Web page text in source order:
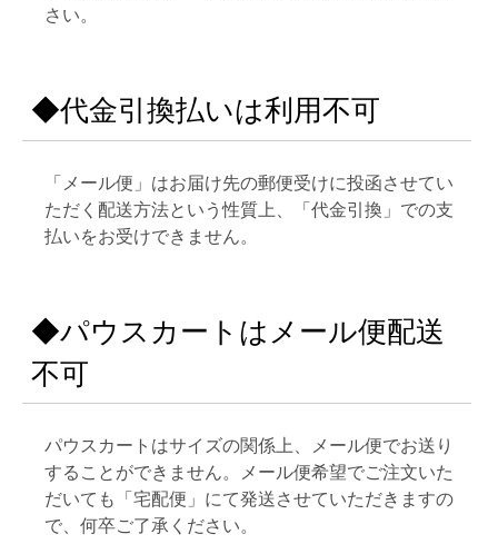
さい。
◆代金引換払いは利用不可
「メール便」はお届け先の郵便受けに投函させてい
ただく配送方法という性質上、「代金引換」での支
払いをお受けできません。
◆パウスカートはメール便配送
不可
パウスカートはサイズの関係上、メール便でお送り
することができません。メール便希望でご注文いた
だいても「宅配便」にて発送させていただきますの
で、何卒ご了承ください。